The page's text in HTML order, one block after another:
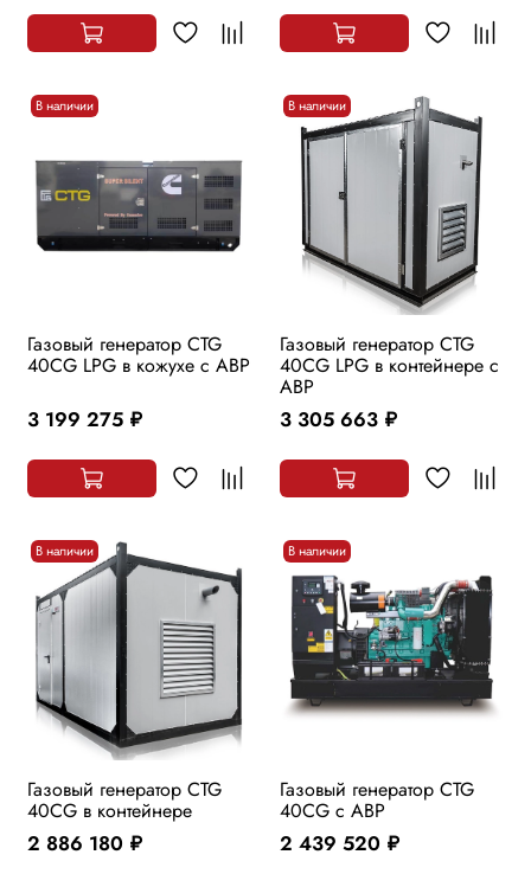
В наличии
Газовый генератор CTG
40CG LPG в кожухе с АВР
3 199 275 руб.
В наличии
Газовый генератор CTG
40CG LPG в контейнере с
АВР
3 305 663 руб.
В наличии
Газовый генератор CTG
40CG в контейнере
2 886 180 руб.
В наличии
Газовый генератор CTG
40CG с АВР
2 439 520 руб.